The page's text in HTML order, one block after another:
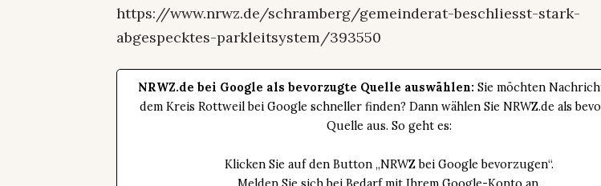
https://www.nrwz.de/schramberg/gemeinderat-beschliesst-stark-
abgespecktes-parkleitsystem/393550
NRWZ.de bei Google als bevorzugte Quelle auswählen: Sie möchten
dem Kreis Rottweil bei Google schneller finden? Dann wählen Sie NRWZ.de als
Quelle aus. So geht es:
Klicken Sie auf den Button „NRWZ bei Google bevorzugen“.